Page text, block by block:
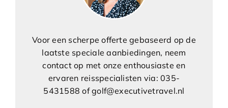
Voor een scherpe offerte gebaseerd op de
laatste speciale aanbiedingen, neem
contact op met onze enthousiaste en
ervaren reisspecialisten via: 035-
5431588 of golf@executivetravel.nl